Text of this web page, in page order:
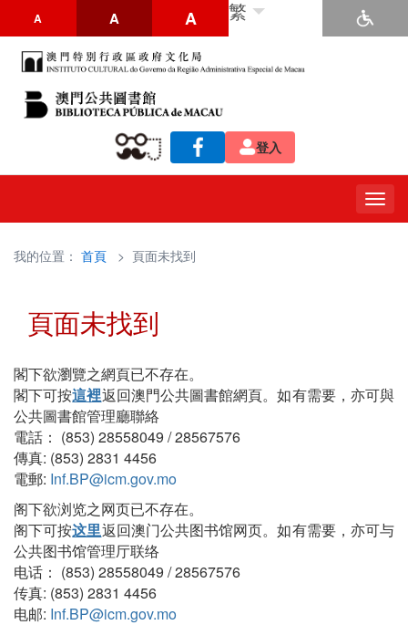
A A A 繁
登入
我的位置： 首頁 > 頁面未找到
頁面未找到
閣下欲瀏覽之網頁已不存在。
閣下可按這裡返回澳門公共圖書館網頁。如有需要，亦可與
公共圖書館管理廳聯絡
電話： (853) 28558049 / 28567576
傳真: (853) 2831 4456
電郵: Inf.BP@icm.gov.mo
阁下欲浏览之网页已不存在。
阁下可按这里返回澳门公共图书馆网页。如有需要，亦可与
公共图书馆管理厅联络
电话： (853) 28558049 / 28567576
传真: (853) 2831 4456
电邮: Inf.BP@icm.gov.mo